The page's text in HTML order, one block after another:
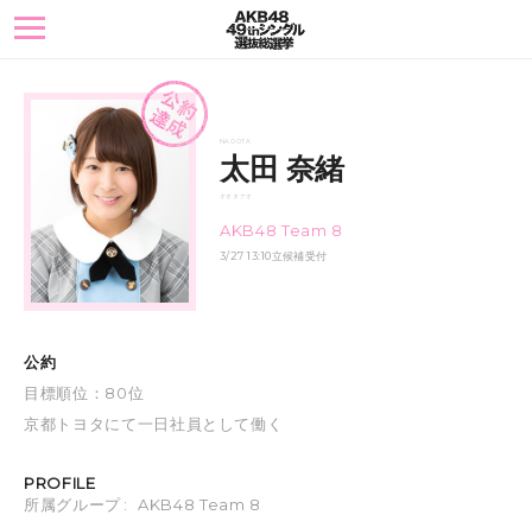
toggle
navigation
NAO OTA
太田 奈緒
オオタ ナオ
AKB48 Team 8
3/27 13:10立候補受付
公約
目標順位：80位
京都トヨタにて一日社員として働く
PROFILE
所属グループ:
AKB48 Team 8